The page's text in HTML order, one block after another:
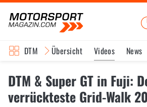
DTM Übersicht Videos News
DTM & Super GT in Fuji:
verrückteste Grid-Walk